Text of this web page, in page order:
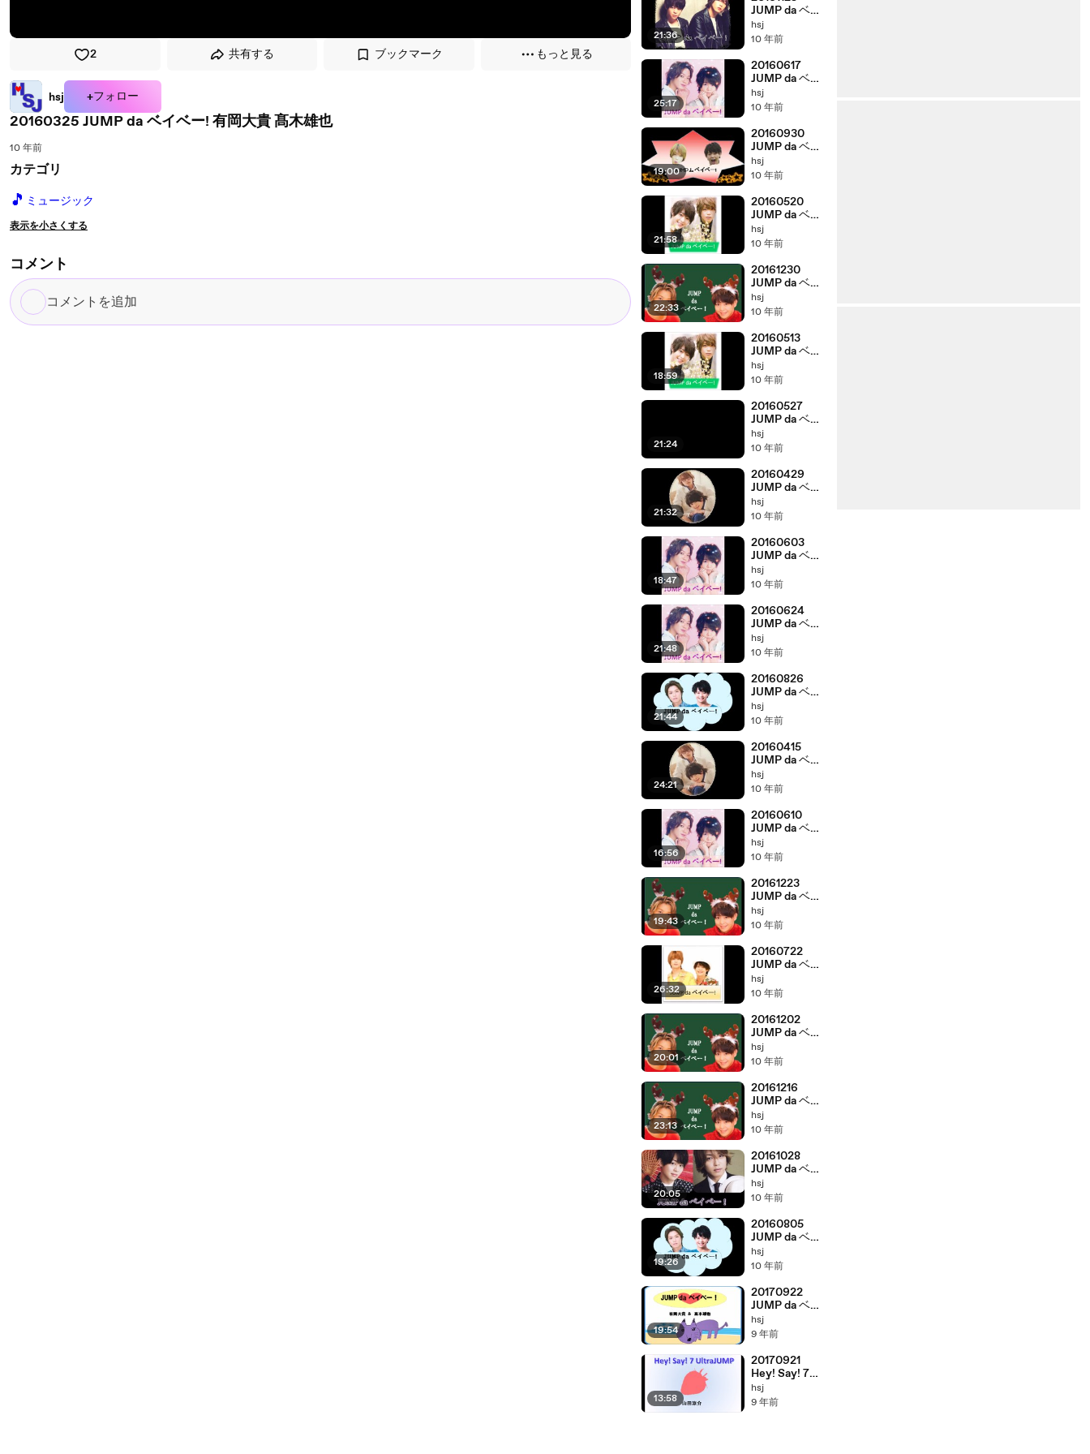
2 共有する ブックマーク もっと見る
hsj +フォロー
20160325 JUMP da ベイベー! 有岡大貴 髙木雄也
10 年前
カテゴリ
🎵 ミュージック
表示を小さくする
コメント
コ
メ
21:36
JUMP da ベイ
ベー! 有岡大貴
髙木雄也
hsj
10 年前
25:17
20160617
JUMP da ベイ
ベー! 有岡大貴
髙木雄也
hsj
10 年前
19:00
20160930
JUMP da ベイ
ベー! 有岡大貴
髙木雄也
hsj
10 年前
21:58
20160520
JUMP da ベイ
ベー! 有岡大貴
髙木雄也
hsj
10 年前
22:33
20161230
JUMP da ベイ
ベー! 有岡大貴
髙木雄也
hsj
10 年前
18:59
20160513
JUMP da ベイ
ベー! 有岡大貴
髙木雄也
hsj
10 年前
21:24
20160527
JUMP da ベイ
ベー! 有岡大貴
髙木雄也
hsj
10 年前
21:32
20160429
JUMP da ベイ
ベー! 有岡大貴
髙木雄也
hsj
10 年前
18:47
20160603
JUMP da ベイ
ベー! 有岡大貴
髙木雄也
hsj
10 年前
21:48
20160624
JUMP da ベイ
ベー! 有岡大貴
髙木雄也
hsj
10 年前
21:44
20160826
JUMP da ベイ
ベー! 有岡大貴
髙木雄也
hsj
10 年前
24:21
20160415
JUMP da ベイ
ベー! 有岡大貴
髙木雄也
hsj
10 年前
16:56
20160610
JUMP da ベイ
ベー! 有岡大貴
髙木雄也
hsj
10 年前
19:43
20161223
JUMP da ベイ
ベー! 有岡大貴
髙木雄也
hsj
10 年前
26:32
20160722
JUMP da ベイ
ベー! 有岡大貴
髙木雄也
hsj
10 年前
20:01
20161202
JUMP da ベイ
ベー! 有岡大貴
髙木雄也
hsj
10 年前
23:13
20161216
JUMP da ベイ
ベー! 有岡大貴
髙木雄也
hsj
10 年前
20:05
20161028
JUMP da ベイ
ベー! 有岡大貴
髙木雄也
hsj
10 年前
19:26
20160805
JUMP da ベイ
ベー! 有岡大貴
髙木雄也
hsj
10 年前
19:54
20170922
JUMP da ベイ
ベー! 有岡大貴
髙木雄也
hsj
9 年前
13:58
20170921
Hey! Say! 7
UltraJUMP 山
田涼介
hsj
9 年前